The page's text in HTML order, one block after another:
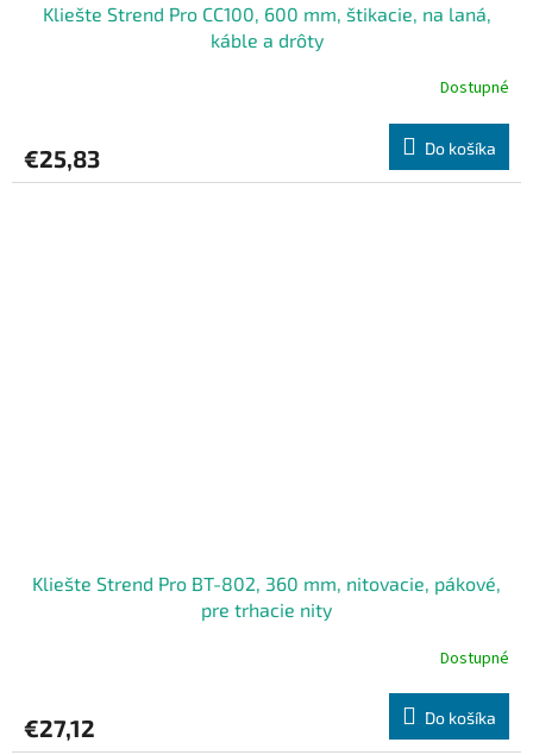
Kliešte Strend Pro CC100, 600 mm, štikacie, na laná,
káble a drôty
Dostupné
€25,83 Do košíka
Kliešte Strend Pro BT-802, 360 mm, nitovacie, pákové,
pre trhacie nity
Dostupné
€27,12 Do košíka